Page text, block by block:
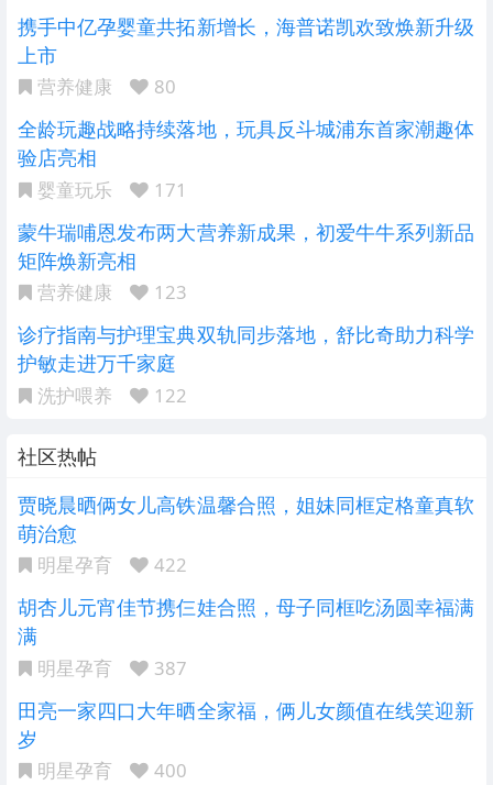
携手中亿孕婴童共拓新增长，海普诺凯欢致焕新升级
上市
营养健康 80
全龄玩趣战略持续落地，玩具反斗城浦东首家潮趣体
验店亮相
婴童玩乐 171
蒙牛瑞哺恩发布两大营养新成果，初爱牛牛系列新品
矩阵焕新亮相
营养健康 123
诊疗指南与护理宝典双轨同步落地，舒比奇助力科学
护敏走进万千家庭
洗护喂养 122
社区热帖
贾晓晨晒俩女儿高铁温馨合照，姐妹同框定格童真软
萌治愈
明星孕育 422
胡杏儿元宵佳节携仨娃合照，母子同框吃汤圆幸福满
满
明星孕育 387
田亮一家四口大年晒全家福，俩儿女颜值在线笑迎新
岁
明星孕育 400